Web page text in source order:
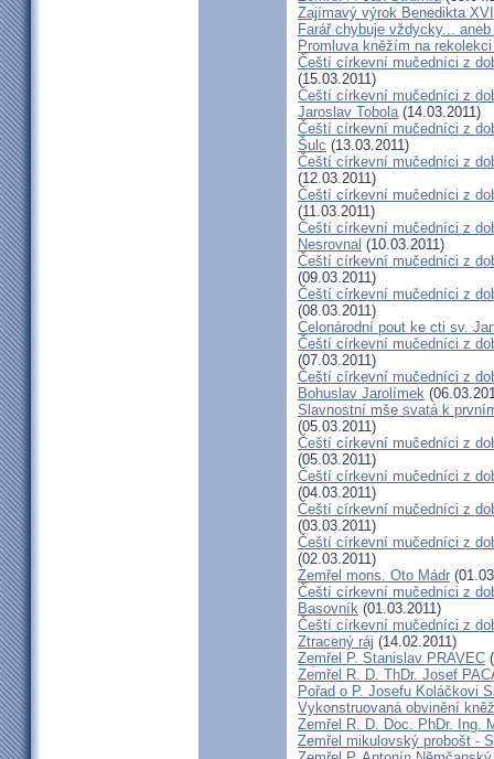
Zajímavý výrok Benedikta
Farář chybuje vždycky...
Promluva kněžím na
Čeští církevní mučedníci z
(15.03.2011)
Čeští církevní mučedníci z
Jaroslav Tobola(14.03.2011)
Čeští církevní mučedníci z
Šulc (13.03.2011)
Čeští církevní mučedníci z
(12.03.2011)
Čeští církevní mučedníci z
(11.03.2011)
Čeští církevní mučedníci z
Nesrovnal (10.03.2011)
Čeští církevní mučedníci z
(09.03.2011)
Čeští církevní mučedníci z
(08.03.2011)
Celonárodní pout ke cti sv.
Čeští církevní mučedníci z
(07.03.2011)
Čeští církevní mučedníci z
Bohuslav Jarolímek
Slavnostní mše svatá k
(05.03.2011)
Čeští církevní mučedníci z
(05.03.2011)
Čeští církevní mučedníci z
(04.03.2011)
Čeští církevní mučedníci z
(03.03.2011)
Čeští církevní mučedníci z
(02.03.2011)
Zemřel mons. Oto Mádr
Čeští církevní mučedníci z
Basovník (01.03.2011)
Čeští církevní mučedníci z
Ztracený ráj (14.02.2011)
Zemřel P. Stanislav PRAVEC
Zemřel R. D. ThDr. Josef
Pořad o P. Josefu Koláčkovi
Vykonstruovaná obvinění
Zemřel R. D. Doc. PhDr. Ing.
Zemřel mikulovský probošt -